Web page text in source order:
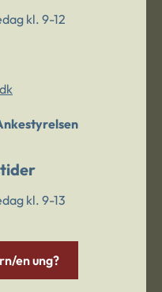
kl. 9-12
kl. 9-13
en ung?